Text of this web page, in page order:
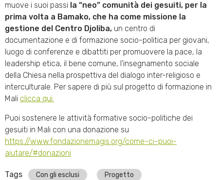
muove i suoi passi la “neo” comunità dei gesuiti, per la
prima volta a Bamako, che ha come missione la
gestione del Centro Djoliba, un centro di
documentazione e di formazione socio-politica per giovani,
luogo di conferenze e dibattiti per promuovere la pace, la
leadership etica, il bene comune, l’insegnamento sociale
della Chiesa nella prospettiva del dialogo inter-religioso e
interculturale. Per sapere di più sul progetto di formazione in
Mali clicca qui.
Puoi sostenere le attività formative socio-politiche dei
gesuiti in Mali con una donazione su
https://www.fondazionemagis.org/come-ci-puoi-
aiutare/#donazioni
Tags Con gli esclusi Progetto